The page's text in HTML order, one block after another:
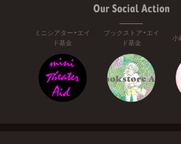
Our Social Action
ミニシアター・エイ
ド基金
ブックストア・エイ
ド基金
小